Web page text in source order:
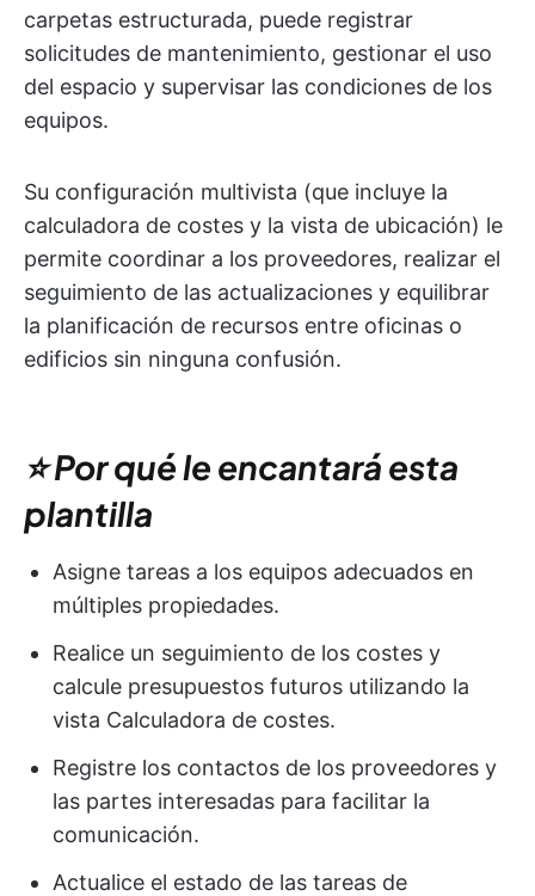
carpetas estructurada, puede registrar
solicitudes de mantenimiento, gestionar el uso
del espacio y supervisar las condiciones de los
equipos.
Su configuración multivista (que incluye la
calculadora de costes y la vista de ubicación) le
permite coordinar a los proveedores, realizar el
seguimiento de las actualizaciones y equilibrar
la planificación de recursos entre oficinas o
edificios sin ninguna confusión.
⭐ Por qué le encantará esta
plantilla
Asigne tareas a los equipos adecuados en
múltiples propiedades.
Realice un seguimiento de los costes y
calcule presupuestos futuros utilizando la
vista Calculadora de costes.
Registre los contactos de los proveedores y
las partes interesadas para facilitar la
comunicación.
Actualice el estado de las tareas de